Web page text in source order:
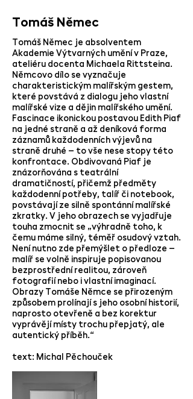
Tomáš Němec
Tomáš Němec je absolventem
Akademie Výtvarných umění v Praze,
ateliéru docenta Michaela Rittsteina.
Němcovo dílo se vyznačuje
charakteristickým malířským gestem,
které povstává z dialogu jeho vlastní
malířské vize a dějin malířského umění.
Fascinace ikonickou postavou Edith Piaf
na jedné straně a až deníková forma
záznamů každodenních výjevů na
straně druhé – to vše nese stopy této
konfrontace. Obdivovaná Piaf je
znázorňována s teatrální
dramatičností, přičemž předměty
každodenní potřeby, talíř či notebook,
povstávají ze silně spontánní malířské
zkratky. V jeho obrazech se vyjadřuje
touha zmocnit se „výhradně toho, k
čemu máme silný, téměř osudový vztah.
Není nutno zde přemýšlet o předloze –
malíř se volně inspiruje popisovanou
bezprostřední realitou, zároveň
fotografií nebo i vlastní imaginací.
Obrazy Tomáše Němce se přirozeným
způsobem prolínají s jeho osobní historií,
naprosto otevřeně a bez korektur
vyprávějí místy trochu přepjatý, ale
autentický příběh.“
text: Michal Pěchouček